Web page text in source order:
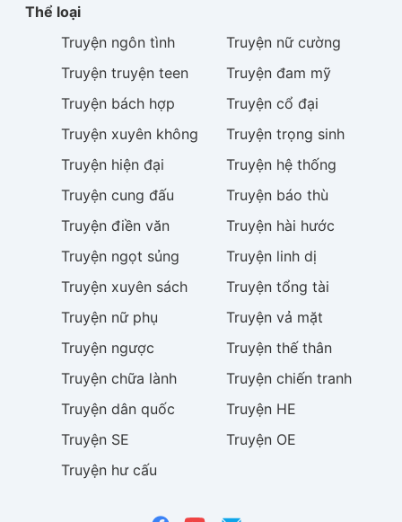
Thể loại
Truyện ngôn tình Truyện nữ cường
Truyện truyện teen Truyện đam mỹ
Truyện bách hợp Truyện cổ đại
Truyện xuyên không Truyện trọng sinh
Truyện hiện đại Truyện hệ thống
Truyện cung đấu Truyện báo thù
Truyện điền văn Truyện hài hước
Truyện ngọt sủng Truyện linh dị
Truyện xuyên sách Truyện tổng tài
Truyện nữ phụ Truyện vả mặt
Truyện ngược Truyện thế thân
Truyện chữa lành Truyện chiến tranh
Truyện dân quốc Truyện HE
Truyện SE Truyện OE
Truyện hư cấu